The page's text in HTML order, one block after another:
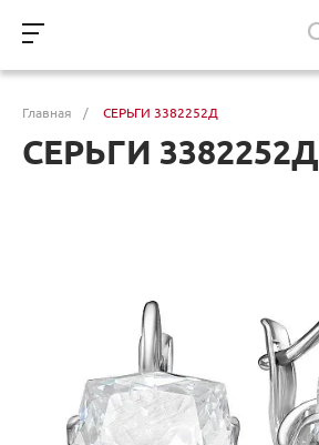
Главная / СЕРЬГИ 3382252Д
СЕРЬГИ 3382252Д